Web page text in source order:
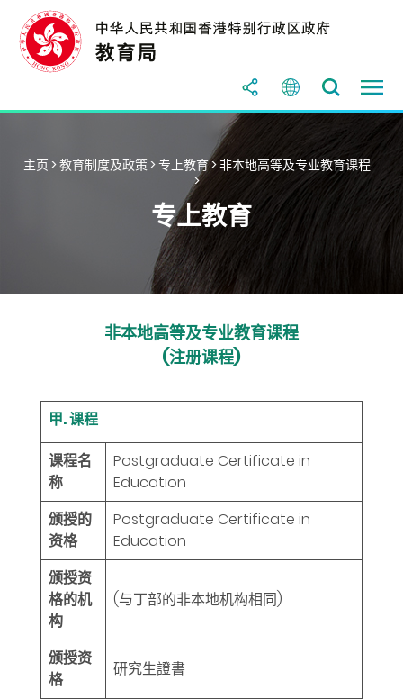
主页 >教育制度及政策 >专上教育>非本地高等及专业教育课程
>
专上教育
非本地高等及专业教育课程
(注册课程)
甲. 课程
课程名
称
Postgraduate Certificate in
Education
颁授的
资格
Postgraduate Certificate in
Education
颁授资
格的机
构
(与丁部的非本地机构相同)
颁授资
格
研究生證書